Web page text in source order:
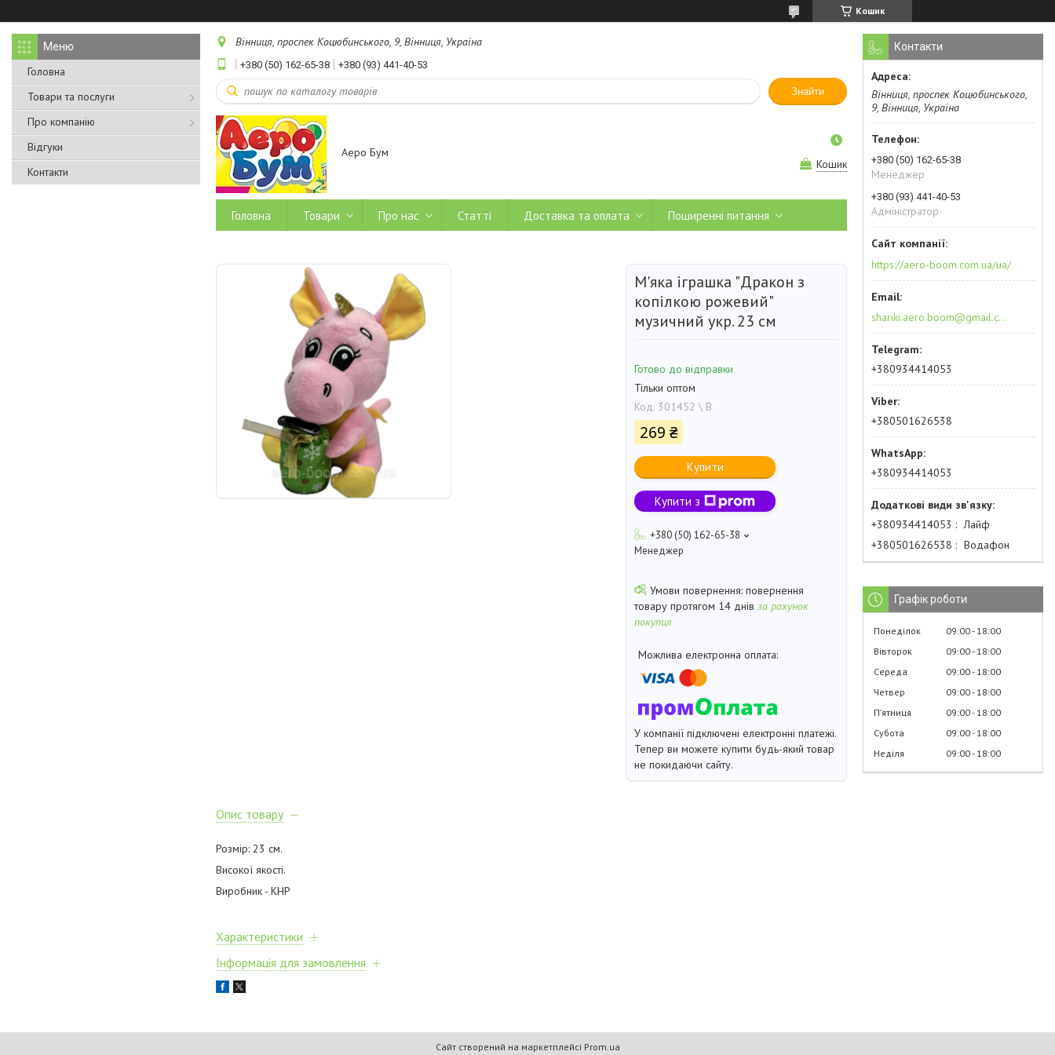
Кошик
Головна
Товари та послуги
Про компанію
Відгуки
Контакти
Вінниця, проспек Коцюбинського, 9, Вінниця, Україна
+380 (50) 162-65-38 +380 (93) 441-40-53
Знайти
Аеро Бум
Кошик
Головна Товари Про нас Статті Доставка та оплата Поширенні питання
М'яка іграшка "Дракон з
копілкою рожевий"
музичний укр. 23 см
Готово до відправки
Тільки оптом
Код: 301452 \ В
269 ₴
Купити
Купити з
+380 (50) 162-65-38
Менеджер
повернення
товару протягом 14 днів за рахунок
покупця
У компанії підключені електронні платежі.
Тепер ви можете купити будь-який товар
не покидаючи сайту.
Опис товару
Розмір: 23 см.
Високої якості.
Виробник - КНР
Характеристики
Інформація для замовлення
Контакти
Вінниця, проспек Коцюбинського,
9, Вінниця, Україна
+380 (50) 162-65-38
Менеджер
+380 (93) 441-40-53
Адміністратор
https://aero-boom.com.ua/ua/
shariki.aero.boom@gmail.com
+380934414053
+380501626538
+380934414053
+380934414053
Лайф
+380501626538
Водафон
Графік роботи
Понеділок 09:00 18:00
Вівторок
09:00 18:00
Середа
09:00 18:00
Четвер
09:00 18:00
Пʼятниця
09:00 18:00
Субота
09:00 18:00
Неділя
09:00 18:00
Сайт створений на маркетплейсі Prom.ua